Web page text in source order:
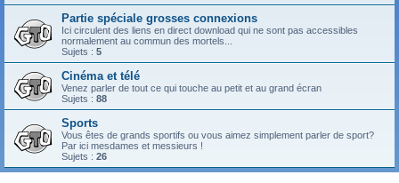
Partie spéciale grosses connexions
Ici circulent des liens en direct download qui ne sont pas accessibles
normalement au commun des mortels...
Sujets : 5
Cinéma et télé
Venez parler de tout ce qui touche au petit et au grand écran
Sujets : 88
Sports
Vous êtes de grands sportifs ou vous aimez simplement parler de sport?
Par ici mesdames et messieurs !
Sujets : 26